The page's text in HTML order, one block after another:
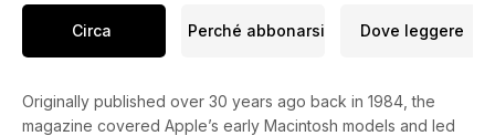
Circa Perché abbonarsi Dove leggere
Originally published over 30 years ago back in 1984, the
magazine covered Apple’s early Macintosh models and led